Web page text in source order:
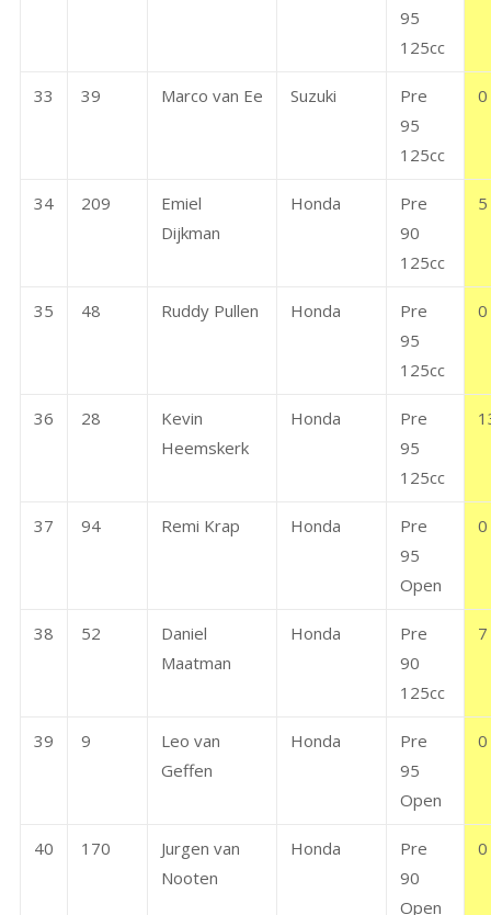
95
125cc
33 39 Marco van Ee Suzuki
Pre
95
125cc
0
34 209
Emiel
Dijkman
Honda
Pre
90
125cc
5
35 48 Ruddy Pullen Honda
Pre
95
125cc
0
36 28
Kevin
Heemskerk
Honda
Pre
95
125cc
37 94 Remi Krap Honda
Pre
95
Open
0
38 52
Daniel
Maatman
Honda
Pre
90
125cc
7
39 9
Leo van
Geffen
Honda
Pre
95
Open
0
40 170
Jurgen van
Nooten
Honda
Pre
90
Open
0